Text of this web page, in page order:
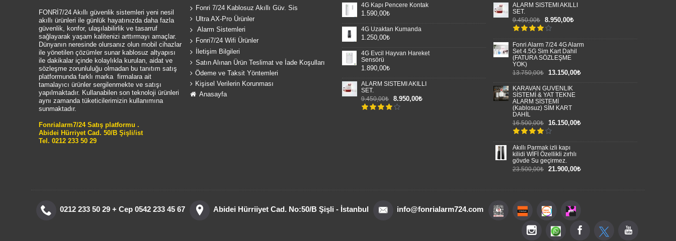
FONRİ7/24 Akıllı güvenlik sistemleri yeni nesil
akıllı ürünleri ile günlük hayatınızda daha fazla
güvenlik, konfor, ulaşılabilirlik ve tasarruf
sağlayarak yaşam kalitenizi arttırmayı amaçlar.
Dünyanın neresinde olursanız olun mobil cihazlar
ile yönetilen çözümler sunar kablosuz altyapısı
ile dakikalar içinde kolaylıkla kurulan, aidat ve
sözleşme zorunluluğu olmadan bu tanıtım satış
platformunda farklı marka firmalara ait
tamalayıcı ürünler sergilenmekte ve satışı
yapılmaktadır. Kullanabilen son teknoloji ürünleri
aynı zamanda tüketicilerimizin kullanımına
sunmaktadır.
Fonrialarm7/24 Satış platformu .
Abidei Hürriyet Cad. 50/B Şişli/ist
Tel. 0212 233 50 29
Fonri 7/24 Kablosuz Akıllı Güv. Sis
Ultra AX-Pro Ürünler
Alarm Sistemleri
Fonri7/24 Wifi Ürünler
İletişim Bilgileri
Satın Alınan Ürün Teslimat ve İade Koşulları
Ödeme ve Taksit Yöntemleri
Kişisel Verilerin Korunması
Anasayfa
4G Kapı Pencere Kontak
1.590,00₺
4G Uzaktan Kumanda
1.250,00₺
4G Evcil Hayvan Hareket
Sensörü
1.890,00₺
ALARM SİSTEMİ AKILLI
SET.
9.450,00₺
8.950,00₺
ALARM SİSTEMİ AKILLI
SET.
9.450,00₺
8.950,00₺
Fonri Alarm 7/24 4G Alarm
Set 4.5G Sim Kart Dahil
(FATURA SÖZLEŞME
YOK)
13.750,00₺
13.150,00₺
KARAVAN GÜVENLİK
SİSTEMİ & YAT TEKNE
ALARM SİSTEMİ
(Kablosuz) SİM KART
DAHİL
16.500,00₺
16.150,00₺
Akıllı Parmak izli kapı
kilidi WİFİ Özellikli zırhlı
gövde Su geçirmez.
23.500,00₺
21.900,00₺
0212 233 50 29 + Cep 0542 233 45 67 Abidei Hürriiyet Cad. No:50/B Şişli - İstanbul info@fonrialarm724.com